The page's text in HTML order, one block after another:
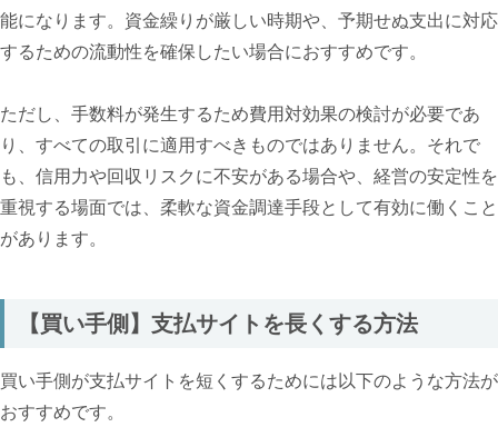
能になります。資金繰りが厳しい時期や、予期せぬ支出に対応
するための流動性を確保したい場合におすすめです。
ただし、手数料が発生するため費用対効果の検討が必要であ
り、すべての取引に適用すべきものではありません。それで
も、信用力や回収リスクに不安がある場合や、経営の安定性を
重視する場面では、柔軟な資金調達手段として有効に働くこと
があります。
【買い手側】支払サイトを長くする方法
買い手側が支払サイトを短くするためには以下のような方法が
おすすめです。